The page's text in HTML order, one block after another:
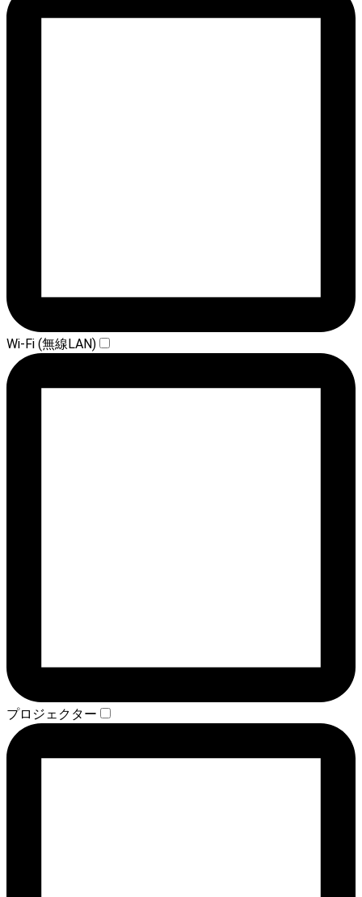
Wi-Fi (無線LAN)
プロジェクター